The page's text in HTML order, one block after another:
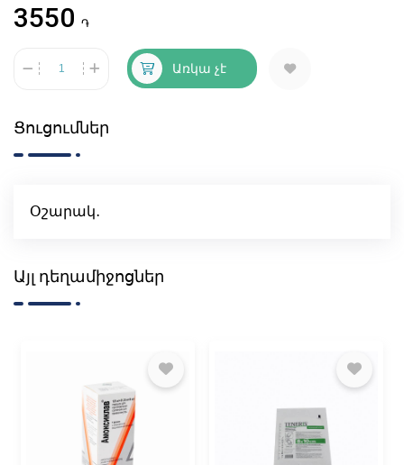
3550 ֏
Առկա չէ
Ցուցումներ
Օշարակ․
Այլ դեղամիջոցներ